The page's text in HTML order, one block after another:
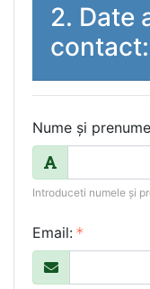
2. Date
contact:
Nume și
Introduceti numele și
Email: